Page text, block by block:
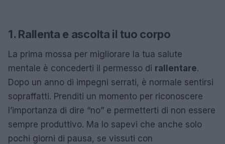
1. Rallenta e ascolta il tuo corpo
La prima mossa per migliorare la tua salute
mentale è concederti il permesso di rallentare.
Dopo un anno di impegni serrati, è normale sentirsi
sopraffatti. Prenditi un momento per riconoscere
l’importanza di dire “no” e permetterti di non essere
sempre produttivo. Ma lo sapevi che anche solo
pochi giorni di pausa, se vissuti con